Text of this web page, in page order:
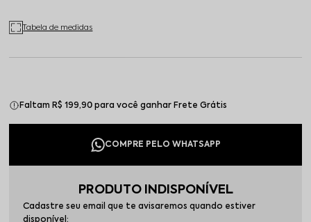
Tabela de medidas
Faltam R$ 199,90 para você ganhar Frete Grátis
PRODUTO INDISPONÍVEL
Cadastre seu email que te avisaremos quando estiver
disponível: